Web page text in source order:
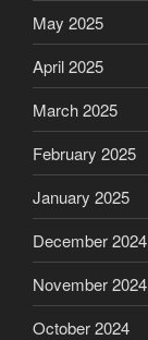
May 2025
April 2025
March 2025
February 2025
January 2025
December 2024
November 2024
October 2024